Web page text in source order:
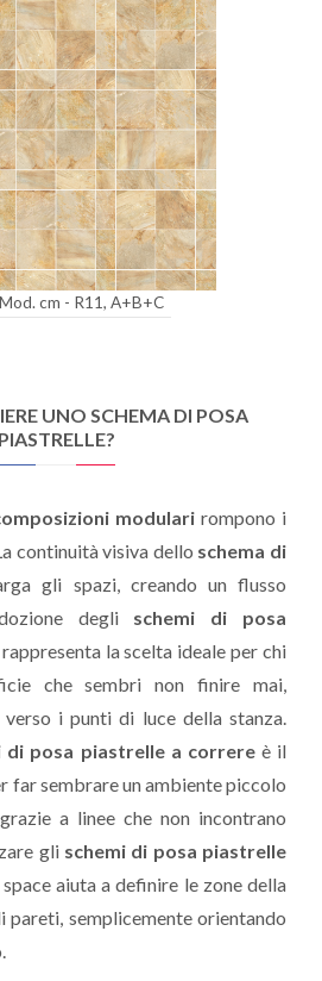
cm - R11, A+B+C
UNO SCHEMA DI POSA
PIASTRELLE?
modulari rompono i
continuità visiva dello schema di
gli spazi, creando un flusso
degli schemi di posa
la scelta ideale per chi
che sembri non finire mai,
i punti di luce della stanza.
di posa piastrelle a correreè il
far sembrare un ambiente piccolo
a linee che non incontrano
gli schemi di posa piastrelle
aiuta a definire le zone della
pareti, semplicemente orientando